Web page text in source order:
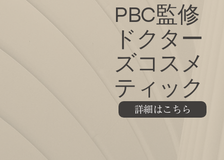
PBC監修
ドクター
ズコスメ
ティック
詳細はこちら